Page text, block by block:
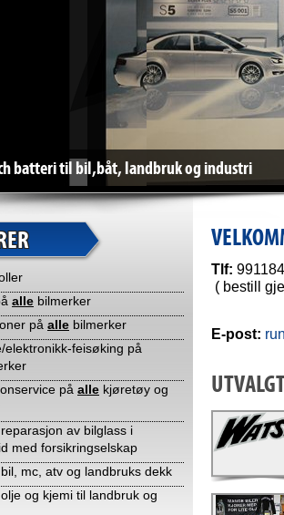
batteri til bil,båt, landbruk og industri
alle bilmerker
på alle bilmerker
elektronikk-feisøking på
på alle kjøretøy og
av bilglass i
med forsikringselskap
mc, atv og landbruks dekk
og kjemi til landbruk og
Tlf:
( bestill
E-post: